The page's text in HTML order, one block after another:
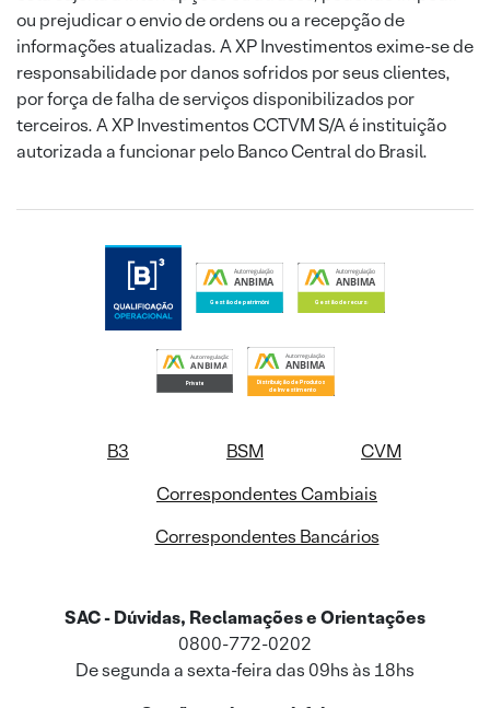
ou prejudicar o envio de ordens ou a recepção de
informações atualizadas. A XP Investimentos exime-se de
responsabilidade por danos sofridos por seus clientes,
por força de falha de serviços disponibilizados por
terceiros. A XP Investimentos CCTVM S/A é instituição
autorizada a funcionar pelo Banco Central do Brasil.
B3 BSM
CVM
Correspondentes Cambiais
Correspondentes Bancários
SAC - Dúvidas, Reclamações e Orientações
0800-772-0202
De segunda a sexta-feira das 09hs às 18hs